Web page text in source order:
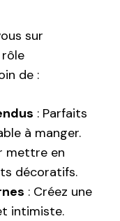
sur
rôle
de :
: Parfaits
à manger.
mettre en
décoratifs.
: Créez une
intimiste.